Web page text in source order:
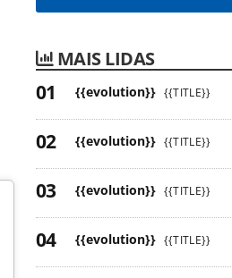
MAIS LIDAS
{{evolution}} {{TITLE}}
{{evolution}} {{TITLE}}
{{evolution}} {{TITLE}}
{{evolution}} {{TITLE}}